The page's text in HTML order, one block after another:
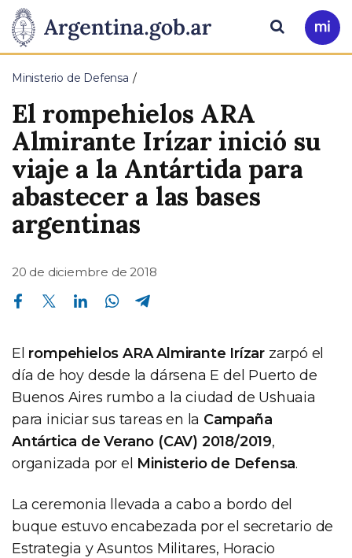
Presidencia
de
la
Nación
Pasar al contenido principal
Ir
a
Buscar
Ministerio de Defensa
El rompehielos ARA
Almirante Irízar inició su
viaje a la Antártida para
abastecer a las bases
argentinas
20 de diciembre de 2018
Compartir en Facebook Compartir en Twitter Compartir en Linkedin Compartir en Whatsapp
El rompehielos ARA Almirante Irízar zarpó el
día de hoy desde la dársena E del Puerto de
Buenos Aires rumbo a la ciudad de Ushuaia
para iniciar sus tareas en la Campaña
Antártica de Verano (CAV) 2018/2019,
organizada por el Ministerio de Defensa.
La ceremonia llevada a cabo a bordo del
buque estuvo encabezada por el secretario de
Estrategia y Asuntos Militares, Horacio